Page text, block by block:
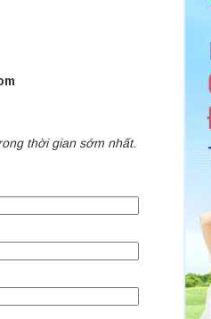
thời gian sớm nhất.